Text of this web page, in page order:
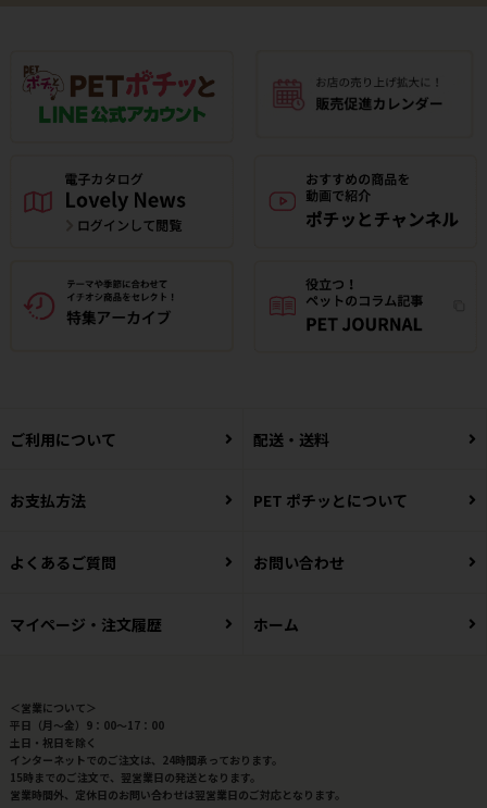
ご利用について 配送・送料
お支払方法 PET ポチッとについて
よくあるご質問 お問い合わせ
マイページ・注文履歴 ホーム
＜営業について＞
平日（月～金）9：00～17：00
土日・祝日を除く
インターネットでのご注文は、24時間承っております。
15時までのご注文で、翌営業日の発送となります。
営業時間外、定休日のお問い合わせは翌営業日のご対応となります。